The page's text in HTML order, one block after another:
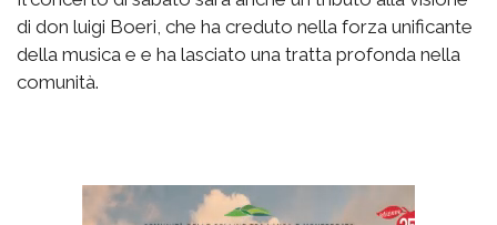
di don luigi Boeri, che ha creduto nella forza unificante
della musica e e ha lasciato una tratta profonda nella
comunità.